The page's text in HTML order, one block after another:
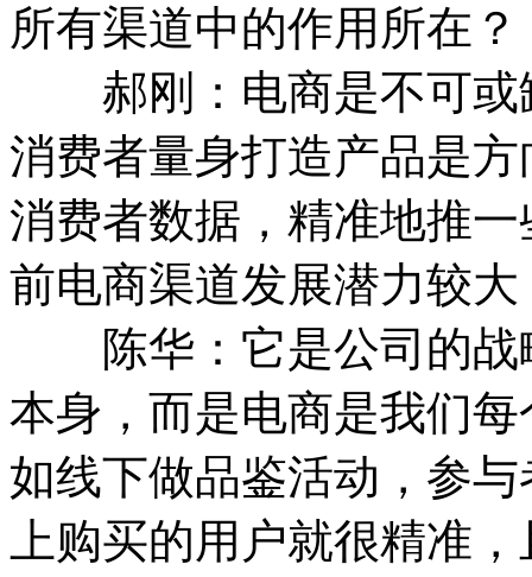
所有渠道中的作用所在？
郝刚：电商是不可或
消费者量身打造产品是
消费者数据，精准地推
前电商渠道发展潜力较
陈华：它是公司的战
本身，而是电商是我们
如线下做品鉴活动，参
上购买的用户就很精准